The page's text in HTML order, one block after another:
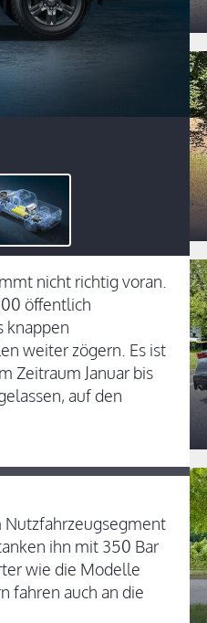
nicht richtig voran.
öffentlich
knappen
weiter zögern. Es ist
Zeitraum Januar bis
auf den
Nutzfahrzeugsegment
ihn mit 350 Bar
wie die Modelle
fahren auch an die